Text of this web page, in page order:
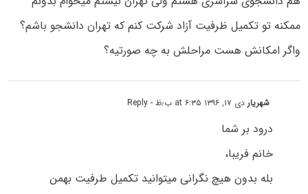
ممکنه تو تکمیل ظرفیت آزاد شرکت کنم که تهران دانشجو باشم؟
واگر امکانش هست مراحلش به چه صورتیه؟
شهریاردی ۱۷, ۱۳۹۶ at ۶:۳۵ ب٫ظ - Reply
درود بر شما
خانم فریبا،
بله بدون هیچ نگرانی میتوانید تکمیل طرفیت بهمن